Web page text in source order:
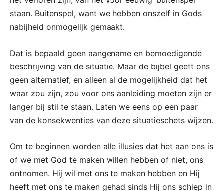
staan. Buitenspel, want we hebben onszelf in Gods
nabijheid onmogelijk gemaakt.
Dat is bepaald geen aangename en bemoedigende
beschrijving van de situatie. Maar de bijbel geeft ons
geen alternatief, en alleen al de mogelijkheid dat het
waar zou zijn, zou voor ons aanleiding moeten zijn er
langer bij stil te staan. Laten we eens op een paar
van de konsekwenties van deze situatieschets wijzen.
Om te beginnen worden alle illusies dat het aan ons is
of we met God te maken willen hebben of niet, ons
ontnomen. Hij wil met ons te maken hebben en Hij
heeft met ons te maken gehad sinds Hij ons schiep in